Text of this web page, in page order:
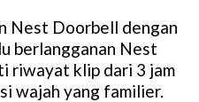
Nest Doorbell dengan
berlangganan Nest
riwayat klip dari 3 jam
wajah yang familier.